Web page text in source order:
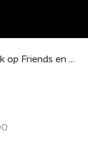
Media Archieven: kritiek op Friends en andere controversiele comedy's